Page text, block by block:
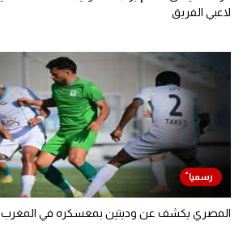
لاعبي الفريق
المصري يكشف عن وديتين بمعسكره في المغرب